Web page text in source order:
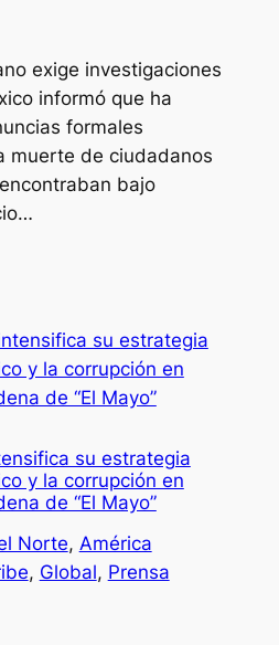
exige investigaciones
informó que ha
formales
muerte de ciudadanos
bajo
su estrategia
y la corrupción en
de “El Mayo”
Norte, América
, Global, Prensa